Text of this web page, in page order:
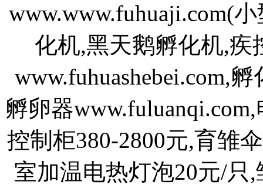
www.www.fuhuaji.com(
化机,黑天鹅孵化机,疾
www.fuhuashebei.com,
孵卵器
控制柜380-2800元,育雏
室加温电热灯泡20元/只